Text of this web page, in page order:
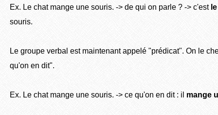
Ex. Le chat mange une souris. -> de qui on parle ? -> c'est
souris.
Le groupe verbal est maintenant appelé "prédicat". On le
qu'on en dit".
Ex. Le chat mange une souris. -> ce qu'on en dit : il mange